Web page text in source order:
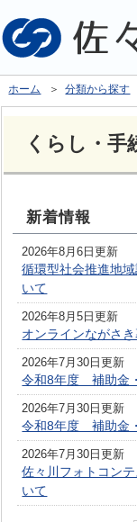
ホーム ＞分類から探す
くらし・手
新着情報
2026年8月6日更新
循環型社会推進地
いて
2026年8月5日更新
オンラインながさ
2026年7月30日更新
令和8年度 補助金
2026年7月30日更新
令和8年度 補助金
2026年7月30日更新
佐々川フォトコン
いて